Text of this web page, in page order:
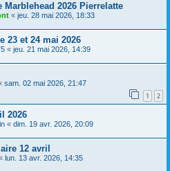
2026 Pierrelatte
« jeu. 28 mai 2026, 18:33
23 et 24 mai 2026
« jeu. 21 mai 2026, 14:39
sam. 02 mai 2026, 21:47
1 2
2026
« dim. 19 avr. 2026, 20:09
12 avril
lun. 13 avr. 2026, 14:35